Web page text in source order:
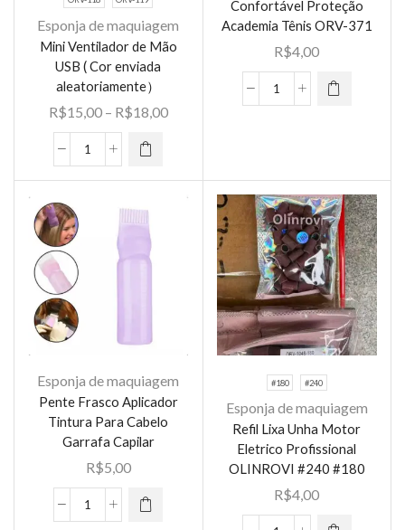
Esponja de maquiagem
Mini Ventilador de Mão
USB ( Cor enviada
aleatoriamente）
R$15,00 – R$18,00Faixa
R$15,00
através
Mini
Ventilador
Este
produto
tem várias
variantes.
As opções
podem ser
escolhidas
na página
do
produto
Confortável Proteção
Academia Tênis ORV-371
R$4,00
Munhequeira
para
Punho
Leve
Fina
Confortável
Proteção
Academia
Tênis
ORV-
371
quantidade
produto
tem várias
variantes.
As opções
podem ser
produto
Esponja de maquiagem
Pente Frasco Aplicador
Tintura Para Cabelo
Garrafa Capilar
R$5,00
Pente
#180 #240
Esponja de maquiagem
Refil Lixa Unha Motor
Eletrico Profissional
OLINROVI #240 #180
R$4,00
Este
produto
tem várias
variantes.
As opções